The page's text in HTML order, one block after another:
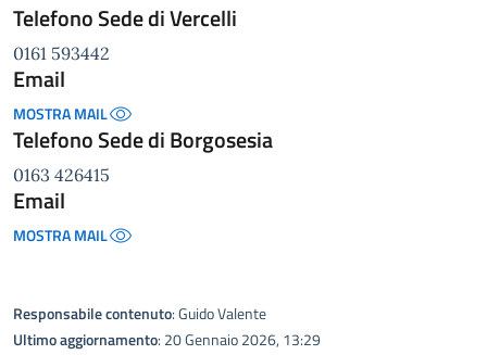
Telefono Sede di Vercelli
0161 593442
Email
MOSTRA MAIL
Telefono Sede di Borgosesia
0163 426415
Email
MOSTRA MAIL
Responsabile contenuto: Guido Valente
Ultimo aggiornamento: 20 Gennaio 2026, 13:29